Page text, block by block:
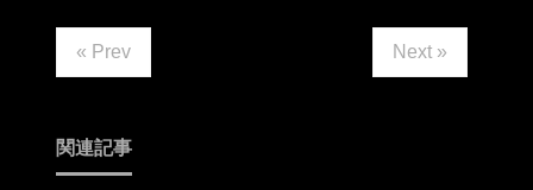
« Prev Next »
関連記事